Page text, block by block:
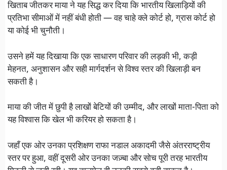
खिताब जीतकर माया ने यह सिद्ध कर दिया कि भारतीय खिलाड़ियों की
प्रतिभा सीमाओं में नहीं बंधी होती — वह चाहे क्ले कोर्ट हो, ग्रास कोर्ट हो
या कोई भी चुनौती।
उसने हमें यह दिखाया कि एक साधारण परिवार की लड़की भी, कड़ी
मेहनत, अनुशासन और सही मार्गदर्शन से विश्व स्तर की खिलाड़ी बन
सकती है।
माया की जीत में छुपी है लाखों बेटियों की उम्मीद, और लाखों माता-पिता को
यह विश्वास कि खेल भी करियर हो सकता है।
जहाँ एक ओर उनका प्रशिक्षण राफा नडाल अकादमी जैसे अंतरराष्ट्रीय
स्तर पर हुआ, वहीं दूसरी ओर उनका जज़्बा और सोच पूरी तरह भारतीय